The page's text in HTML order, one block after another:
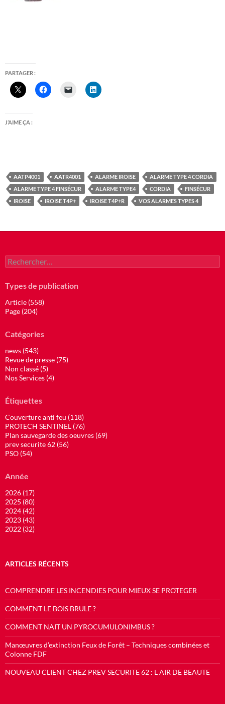
PARTAGER :
J’AIME ÇA :
AATP4001 AATR4001 ALARME IROISE
ALARME TYPE 4 CORDIA
ALARME TYPE 4 FINSÉCUR
ALARME TYPE4 CORDIA
FINSÉCUR
IROISE
IROISE T4P+ IROISE T4P+R VOS ALARMES TYPES 4
Rechercher :
Types de publication
Article (558)
Page (204)
Catégories
news (543)
Revue de presse (75)
Non classé (5)
Nos Services (4)
Étiquettes
Couverture anti feu (118)
PROTECH SENTINEL (76)
Plan sauvegarde des oeuvres (69)
prev securite 62 (56)
PSO (54)
Année
2026 (17)
2025 (80)
2024 (42)
2023 (43)
2022 (32)
ARTICLES RÉCENTS
COMPRENDRE LES INCENDIES POUR MIEUX SE PROTEGER
COMMENT LE BOIS BRULE ?
COMMENT NAIT UN PYROCUMULONIMBUS ?
Manœuvres d’extinction Feux de Forêt – Techniques combinées et
Colonne FDF
NOUVEAU CLIENT CHEZ PREV SECURITE 62 : L AIR DE BEAUTE